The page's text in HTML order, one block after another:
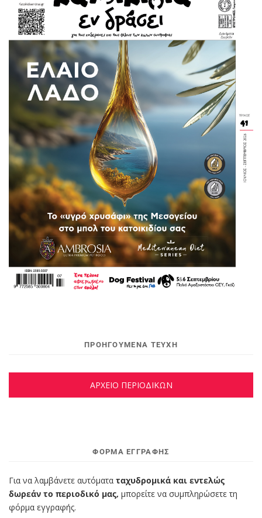
ΠΡΟΗΓΟΥΜΕΝΑ ΤΕΥΧΗ
ΑΡΧΕΙΟ ΠΕΡΙΟΔΙΚΩΝ
ΦΌΡΜΑ ΕΓΓΡΑΦΉΣ
Για να λαμβάνετε αυτόματα ταχυδρομικά και εντελώς
δωρεάν το περιοδικό μας, μπορείτε να συμπληρώσετε τη
φόρμα εγγραφής.